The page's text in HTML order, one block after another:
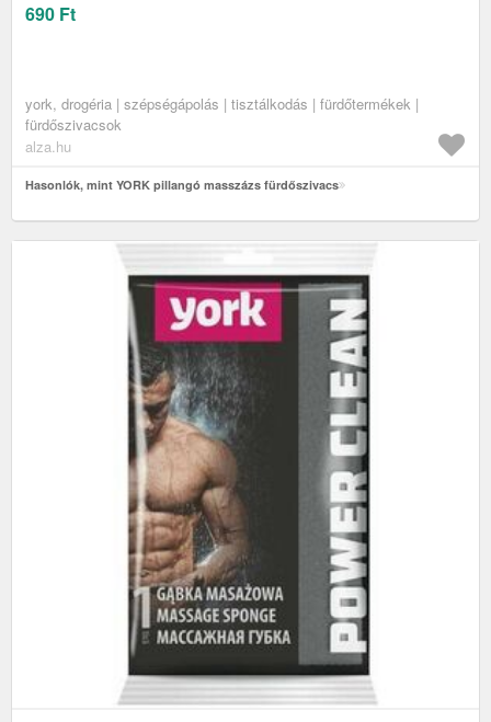
690 Ft
york, drogéria | szépségápolás | tisztálkodás | fürdőtermékek |
fürdőszivacsok
alza.hu
Hasonlók, mint YORK pillangó masszázs fürdőszivacs